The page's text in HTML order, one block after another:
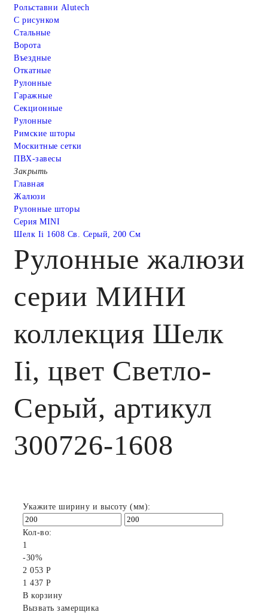
Рольставни Alutech
С рисунком
Стальные
Ворота
Въездные
Откатные
Рулонные
Гаражные
Cекционные
Рулонные
Римские шторы
Москитные сетки
ПВХ-завесы
Закрыть
Главная
Жалюзи
Рулонные шторы
Серия MINI
Шелк Ii 1608 Св. Серый, 200 См
Рулонные жалюзи
серии МИНИ
коллекция Шелк
Ii, цвет Светло-
Серый, артикул
300726-1608
Укажите ширину и высоту (мм):
Кол-во:
1
-30%
2 053 Р
1 437 Р
В корзину
Вызвать замерщика